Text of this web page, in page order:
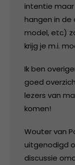
intentie
hangen in de
model, etc)
krijg je m.i.
Ik ben
goed
lezers van
komen!
Wouter van
uitgenodigd
discussie